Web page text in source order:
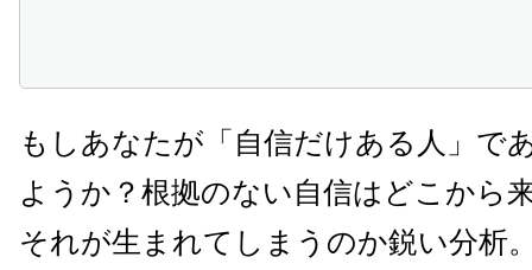
もしあなたが「自信だけある人」で
ようか？根拠のない自信はどこから
それが生まれてしまうのか鋭い分析